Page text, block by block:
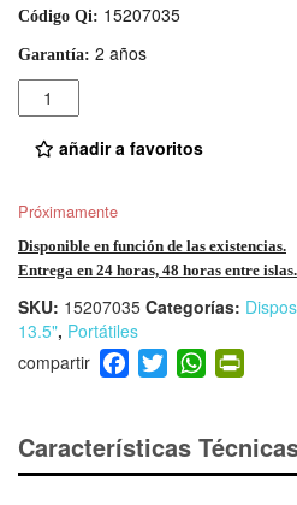
Código Qi: 15207035
Garantía: 2 años
Cantidad
añadir a favoritos
Próximamente
Disponible en función de las existencias.
Entrega en 24 horas, 48 horas entre islas.
SKU: 15207035 Categorías:
13.5", Portátiles
F
a
e
b
T
wi
er
W
h
s
A
ri
e
Características